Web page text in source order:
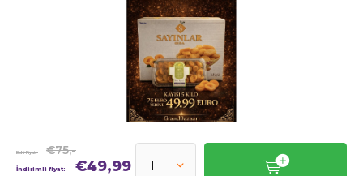
Eski Fiyat: €75,-
İndirimli fiyat: €49,99